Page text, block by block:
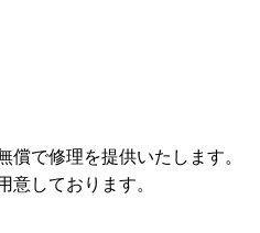
で修理を提供いたします。
しております。